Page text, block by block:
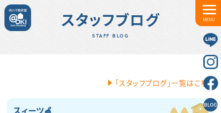
MENU
スタッフブログ
STAFF BLOG
「スタッフブログ」一覧はこちら